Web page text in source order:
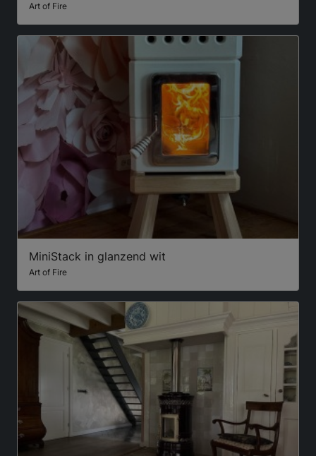
Art of Fire
MiniStack in glanzend wit
Art of Fire